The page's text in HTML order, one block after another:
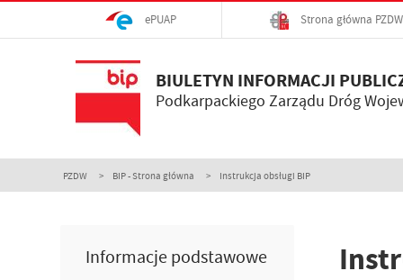
ePUAP Strona główna PZDW
BIULETYN INFORMACJI
Podkarpackiego Zarządu Dróg
PZDW BIP - Strona główna Instrukcja obsługi BIP
Informacje podstawowe